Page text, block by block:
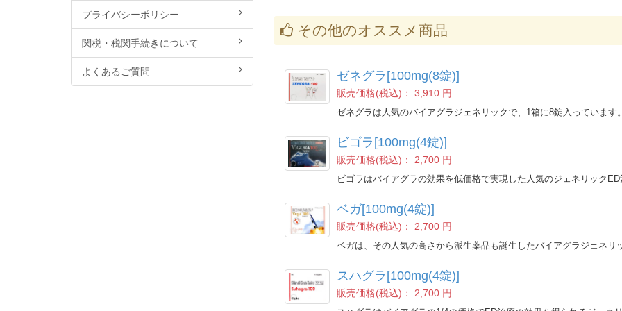
その他のオススメ商品
ゼネグラ[100mg(8錠)]
販売価格(税込)： 3,910 円
ゼネグラは人気のバイアグラジェネリックで、1箱に8錠入っています。
ビゴラ[100mg(4錠)]
販売価格(税込)： 2,700 円
ビゴラはバイアグラの効果を低価格で実現した人気のジェネリックED
ベガ[100mg(4錠)]
販売価格(税込)： 2,700 円
ベガは、その人気の高さから派生薬品も誕生したバイアグラジェネリ
スハグラ[100mg(4錠)]
販売価格(税込)： 2,700 円
プライバシーポリシー
関税・税関手続きについて
よくあるご質問